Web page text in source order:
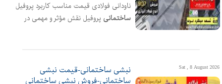
ناودانی فولادی قیمت مناسب کاربرد پروفیل
ساختمانی پروفیل نقش مؤثر و مهمی در
کاربردهای رایج آن می‌توان به تولید درب و
پنجره، چهارچوب، نرده فلزی و اشاره کرد
Sat , 8 August 2026
نبشی ساختمانی-قیمت نبشی
ساختمانی-فروش نبشی ساختمانی